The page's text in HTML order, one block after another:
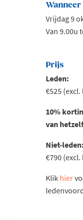
Wanneer
Vrijdag 9
Van 9.00u
Prijs
Leden:
€525 (excl.
10%
van
Niet-leden:
€790 (excl.
Klik hier